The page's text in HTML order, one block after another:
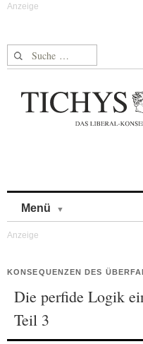
Suche nach:
Menü
KONSEQUENZEN DES
Die perfide Logik
Teil 3